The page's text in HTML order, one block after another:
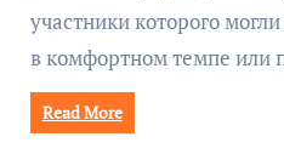
участники которого
в комфортном темпе или
Read More